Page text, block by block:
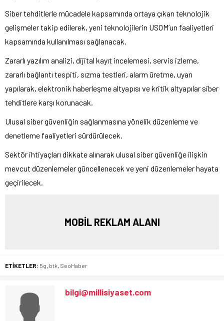
Siber tehditlerle mücadele kapsamında ortaya çıkan teknolojik
gelişmeler takip edilerek, yeni teknolojilerin USOM’un faaliyetleri
kapsamında kullanılması sağlanacak.
Zararlı yazılım analizi, dijital kayıt incelemesi, servis izleme,
zararlı bağlantı tespiti, sızma testleri, alarm üretme, uyarı
yapılarak, elektronik haberleşme altyapısı ve kritik altyapılar siber
tehditlere karşı korunacak.
Ulusal siber güvenliğin sağlanmasına yönelik düzenleme ve
denetleme faaliyetleri sürdürülecek.
Sektör ihtiyaçları dikkate alınarak ulusal siber güvenliğe ilişkin
mevcut düzenlemeler güncellenecek ve yeni düzenlemeler hayata
geçirilecek.
MOBİL REKLAM ALANI
ETİKETLER: 5g, btk, SeoHaber
bilgi@millisiyaset.com